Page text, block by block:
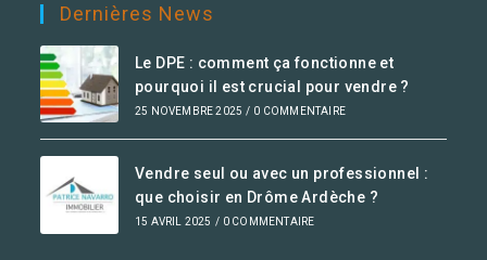
Dernières News
Le DPE : comment ça fonctionne et
pourquoi il est crucial pour vendre ?
25 NOVEMBRE 2025 / 0 COMMENTAIRE
Vendre seul ou avec un professionnel :
que choisir en Drôme Ardèche ?
15 AVRIL 2025 / 0 COMMENTAIRE